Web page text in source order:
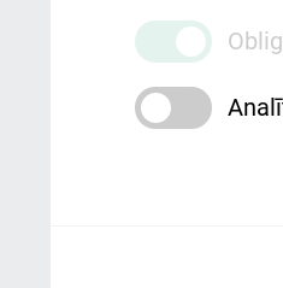
ceļvedis
Rekvizīti un